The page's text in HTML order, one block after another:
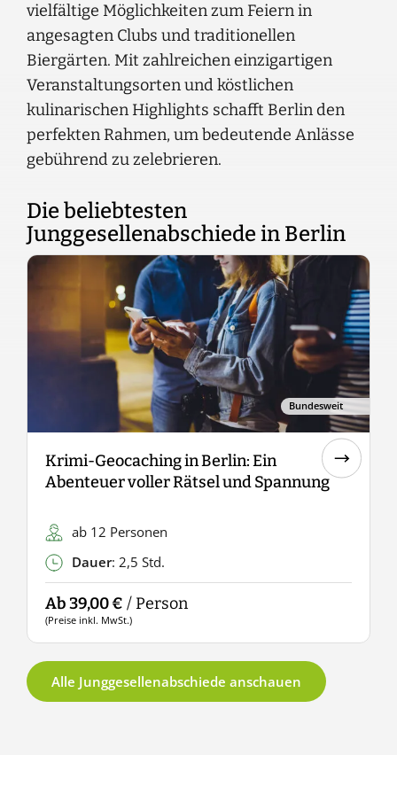
vielfältige Möglichkeiten zum Feiern in
angesagten Clubs und traditionellen
Biergärten. Mit zahlreichen einzigartigen
Veranstaltungsorten und köstlichen
kulinarischen Highlights schafft Berlin den
perfekten Rahmen, um bedeutende Anlässe
gebührend zu zelebrieren.
Die beliebtesten
Junggesellenabschiede in Berlin
Bundesweit
Krimi-Geocaching in Berlin: Ein
Abenteuer voller Rätsel und Spannung
ab 12 Personen
Dauer: 2,5 Std.
Ab 39,00 € / Person
(Preise inkl. MwSt.)
Alle Junggesellenabschiede anschauen